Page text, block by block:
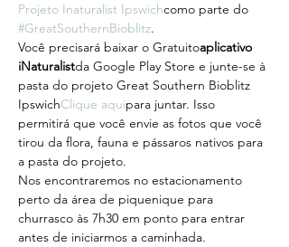
Projeto Inaturalist Ipswichcomo parte do
#GreatSouthernBioblitz.
Você precisará baixar o Gratuitoaplicativo
iNaturalistda Google Play Store e junte-se à
pasta do projeto Great Southern Bioblitz
IpswichClique aquipara juntar. Isso
permitirá que você envie as fotos que você
tirou da flora, fauna e pássaros nativos para
a pasta do projeto.
Nos encontraremos no estacionamento
perto da área de piquenique para
churrasco às 7h30 em ponto para entrar
antes de iniciarmos a caminhada.